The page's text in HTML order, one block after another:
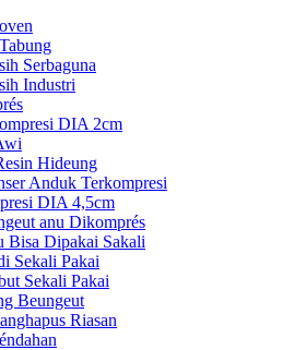
Serbaguna
Industri
DIA 2cm
Hideung
Anduk Terkompresi
DIA 4,5cm
anu Dikomprés
Bisa Dipakai Sakali
Sekali Pakai
Sekali Pakai
Beungeut
Riasan